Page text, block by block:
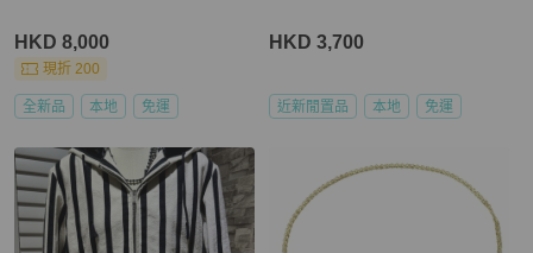
HKD 8,000
現折 200
全新品 本地 免運
HKD 3,700
近新閒置品 本地 免運